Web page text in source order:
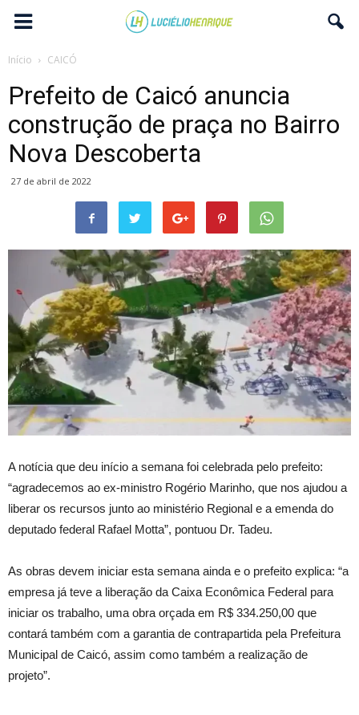
Início CAICÓ
Prefeito de Caicó anuncia
construção de praça no Bairro
Nova Descoberta
27 de abril de 2022
A notícia que deu início a semana foi celebrada pelo prefeito:
“agradecemos ao ex-ministro Rogério Marinho, que nos ajudou a
liberar os recursos junto ao ministério Regional e a emenda do
deputado federal Rafael Motta”, pontuou Dr. Tadeu.
As obras devem iniciar esta semana ainda e o prefeito explica: “a
empresa já teve a liberação da Caixa Econômica Federal para
iniciar os trabalho, uma obra orçada em R$ 334.250,00 que
contará também com a garantia de contrapartida pela Prefeitura
Municipal de Caicó, assim como também a realização de
projeto”.